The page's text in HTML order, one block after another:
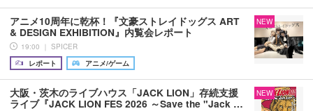
アニメ10周年に乾杯！『文豪ストレイドッグス ART
& DESIGN EXHIBITION』内覧会レポート
19:00 ｜ SPICER
レポート
アニメ/ゲーム
NEW
大阪・茨木のライブハウス「JACK LION」存続支援
ライブ『JACK LION FES 2026 ～Save the "Jack …
NEW